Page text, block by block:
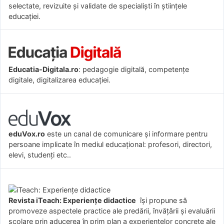
selectate, revizuite și validate de specialiști în științele
educației.
Educatia-Digitala.ro: pedagogie digitală, competențe
digitale, digitalizarea educației.
eduVox.ro este un canal de comunicare și informare pentru
persoane implicate în mediul educațional: profesori, directori,
elevi, studenți etc..
Revista iTeach: Experienţe didactice îşi propune să
promoveze aspectele practice ale predării, învăţării şi evaluării
şcolare prin aducerea în prim plan a experienţelor concrete ale